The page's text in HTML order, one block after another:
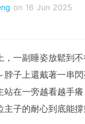
on 16 Jun 2025
，一副睡姿放鬆到
脖子上還戴著一串
站在一旁越看越手
子的耐心到底能撐